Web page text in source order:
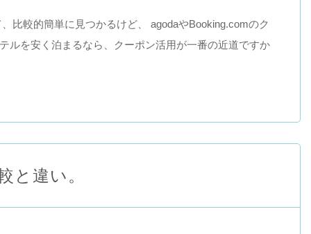
比較的簡単に見つかるけど、 agodaやBooking.comのク
ルを安く泊まるなら、クーポン活用が一番の近道ですか
と違い。